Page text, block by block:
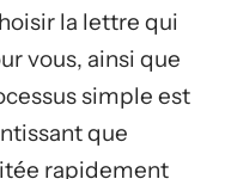
la lettre qui
vous, ainsi que
simple est
que
rapidement